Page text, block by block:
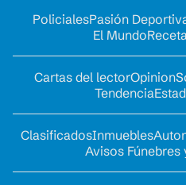
PolicialesPasión
El Mundo
Cartas del lectorOpinion
Tendencia
ClasificadosInmuebles
Avisos Fúnebres